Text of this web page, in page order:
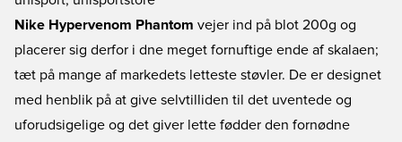
Nike Hypervenom Phantom vejer ind på blot 200g og
placerer sig derfor i dne meget fornuftige ende af skalaen;
tæt på mange af markedets letteste støvler. De er designet
med henblik på at give selvtilliden til det uventede og
uforudsigelige og det giver lette fødder den fornødne